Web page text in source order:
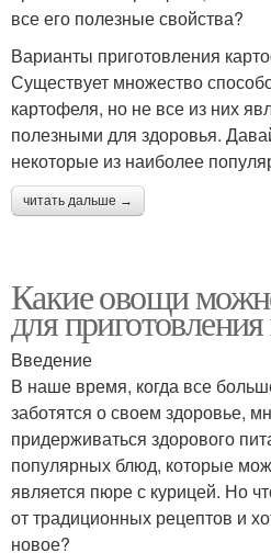
все его полезные свойства?
Варианты приготовления
Существует множество
картофеля, но не все из них
полезными для здоровья.
некоторые из наиболее
читать дальше →
Какие овощи
для
Введение
В наше время, когда все
заботятся о своем здоровье,
придерживаться здорового
популярных блюд, которые
является пюре с курицей. Но
от традиционных рецептов и
новое?